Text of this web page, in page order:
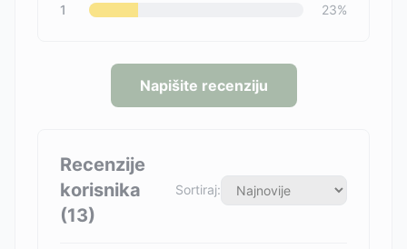
1
23%
Napišite recenziju
Recenzije
korisnika
(13)
Sortiraj: